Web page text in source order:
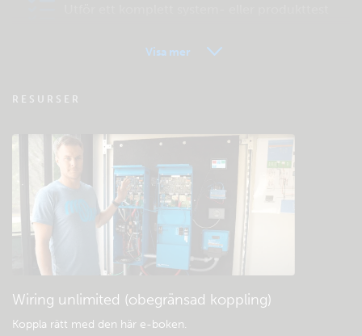
Kolla den gemensamma kunskapsbasen
Allmänna nedladdningar och dokument
Visa mer
RESURSER
Wiring unlimited (obegränsad koppling)
Koppla rätt med den här e-boken.